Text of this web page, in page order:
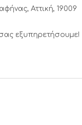
Αττική, 19009
εξυπηρετήσουμε!